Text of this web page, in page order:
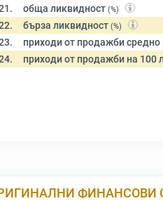
обща ликвидност (%)
бърза ликвидност (%)
приходи от продажби средно
приходи от продажби на 100
ФИНАНСОВИ